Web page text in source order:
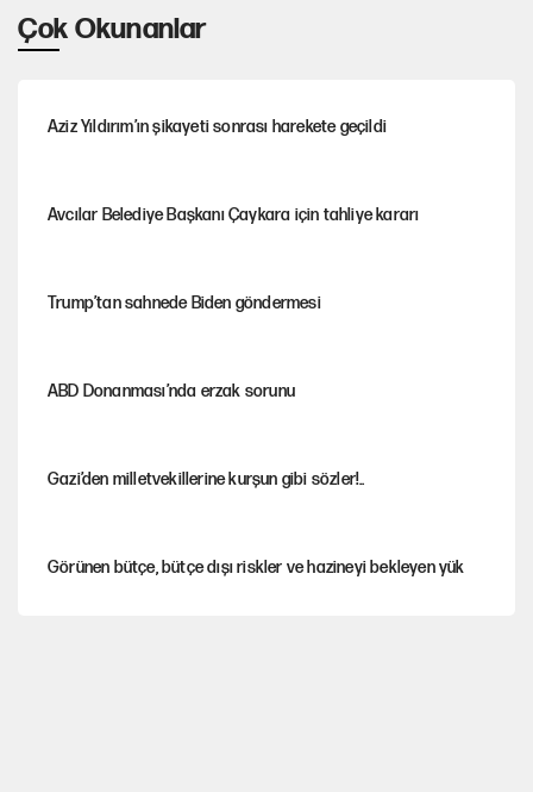
Çok Okunanlar
Aziz Yıldırım’ın şikayeti sonrası harekete geçildi
Avcılar Belediye Başkanı Çaykara için tahliye kararı
Trump’tan sahnede Biden göndermesi
ABD Donanması’nda erzak sorunu
Gazi’den milletvekillerine kurşun gibi sözler!..
Görünen bütçe, bütçe dışı riskler ve hazineyi bekleyen yük